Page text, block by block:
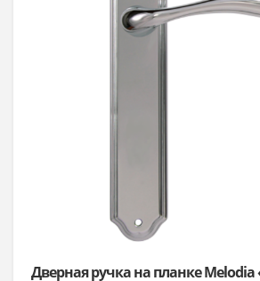
Дверная ручка на планке Melodia